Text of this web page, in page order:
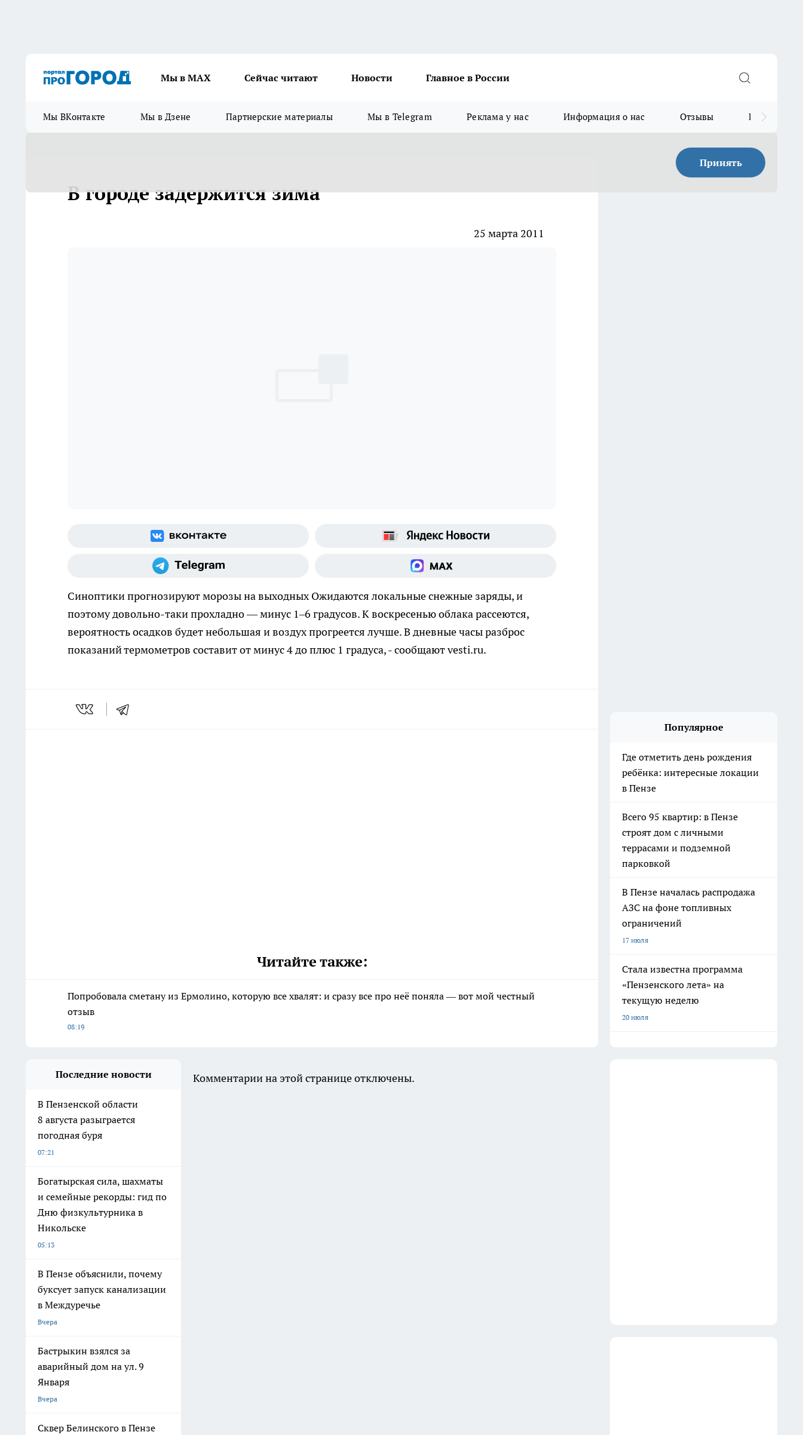
Мы в МАХ Сейчас читают Новости Главное в России
Мы ВКонтакте Мы в Дзене Партнерские материалы Мы в Telegram Реклама у нас Информация о нас Отзывы Прайс для
Принять
В городе задержится зима
25 марта 2011
Синоптики прогнозируют морозы на выходных Ожидаются локальные снежные заряды, и
поэтому довольно-таки прохладно — минус 1–6 градусов. К воскресенью облака рассеются,
вероятность осадков будет небольшая и воздух прогреется лучше. В дневные часы разброс
показаний термометров составит от минус 4 до плюс 1 градуса, - сообщают vesti.ru.
Читайте также:
Попробовала сметану из Ермолино, которую все хвалят: и сразу все про неё поняла — вот мой честный
отзыв
08:19
Популярное
Где отметить день рождения
ребёнка: интересные локации
в Пензе
Всего 95 квартир: в Пензе
строят дом с личными
террасами и подземной
парковкой
В Пензе началась распродажа
АЗС на фоне топливных
ограничений
17 июля
Стала известна программа
«Пензенского лета» на
текущую неделю
20 июля
Последние новости
В Пензенской области
8 августа разыграется
погодная буря
07:21
Богатырская сила, шахматы
и семейные рекорды: гид по
Дню физкультурника в
Никольске
05:13
В Пензе объяснили, почему
буксует запуск канализации
в Междуречье
Вчера
Бастрыкин взялся за
аварийный дом на ул. 9
Января
Вчера
Сквер Белинского в Пензе
Комментарии на этой странице отключены.